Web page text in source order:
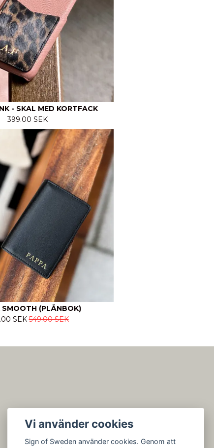
- SKAL MED KORTFACK
399.00 SEK
SMOOTH (PLÅNBOK)
SEK549.00 SEK
Vi använder cookies
Sign of Sweden använder cookies. Genom att